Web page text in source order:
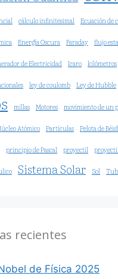
cálculo infinitesimal Ecuación de
Energía Oscura Faraday flujo
de Electricidad Icaro kilómetros
ley de coulomb Ley de Hubble
millas Motores movimiento de un
Atómico Partículas Pelota de
principio de Pascal proyectil
Sistema Solar Sol
recientes
de Física 2025